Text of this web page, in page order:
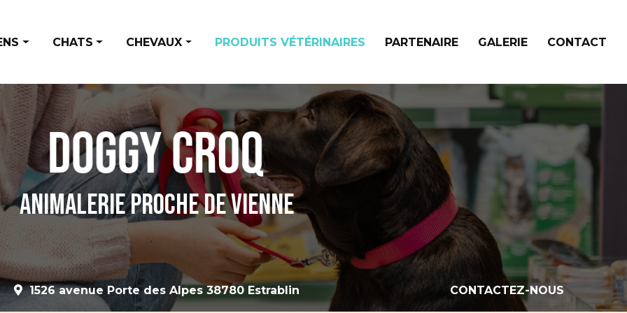
et hygiène
CHATS
Alimentation
Accessoires
Santé et hygiène
CHEVAUX
Alimentation et Friandises
Santé et hygiène
PRODUITS VÉTÉRINAIRES PARTENAIRE GALERIE CONTACT
Animalerie proche de Vienne
1526 avenue Porte des Alpes 38780 Estrablin CONTACTEZ-NOUS